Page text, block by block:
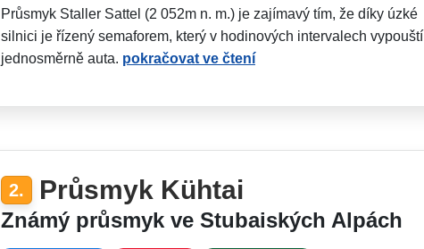
Průsmyk Staller Sattel (2 052m n. m.) je zajímavý tím, že díky úzké
silnici je řízený semaforem, který v hodinových intervalech vypouští
jednosměrně auta. pokračovat ve čtení
2. Průsmyk Kühtai
Známý průsmyk ve Stubaiských Alpách